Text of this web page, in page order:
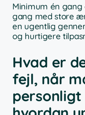
Minimum én
gang med store
en ugentlig
og hurtigere
Hvad er
fejl, når